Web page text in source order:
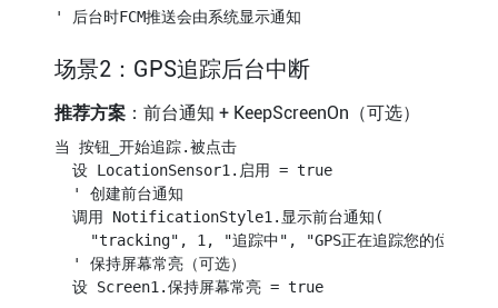
场景2：GPS追踪后台中断
推荐方案：前台通知 + KeepScreenOn（可选）
当 按钮_开始追踪.被点击
  设 LocationSensor1.启用 = true
  ' 创建前台通知
  调用 NotificationStyle1.显示前台通知(
"tracking", 1, "追踪中", "GPS正在追踪您的位置",
  ' 保持屏幕常亮（可选）
  设 Screen1.保持屏幕常亮 = true